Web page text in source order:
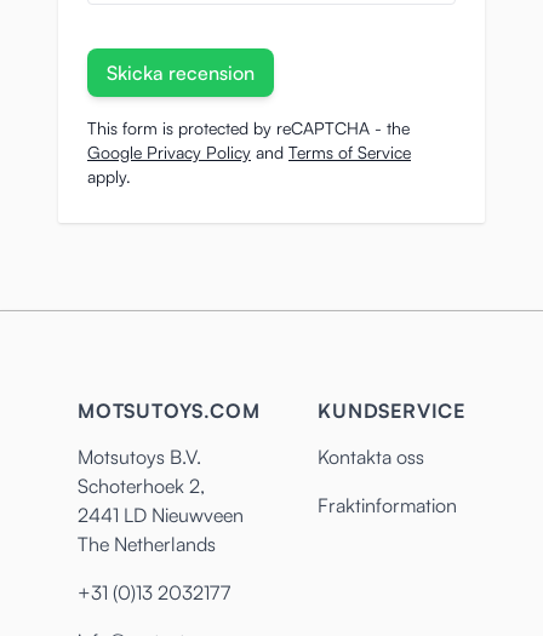
Skicka recension
This form is protected by reCAPTCHA - the
Google Privacy Policy and Terms of Service
apply.
MOTSUTOYS.COM
Motsutoys B.V.
Schoterhoek 2,
2441 LD Nieuwveen
The Netherlands
+31 (0)13 2032177
KUNDSERVICE
Kontakta oss
Fraktinformation